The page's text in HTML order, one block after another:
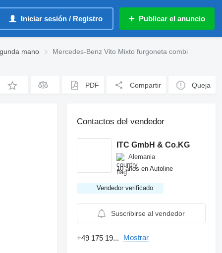
Iniciar sesión / Registro Publicar el anuncio
mano Mercedes-Benz Vito Mixto furgoneta combi
PDF Compartir Queja
Contactos del vendedor
ITC GmbH & Co.KG
Alemania
10 años en Autoline
Vendedor verificado
Suscribirse al vendedor
+49 175 19... Mostrar